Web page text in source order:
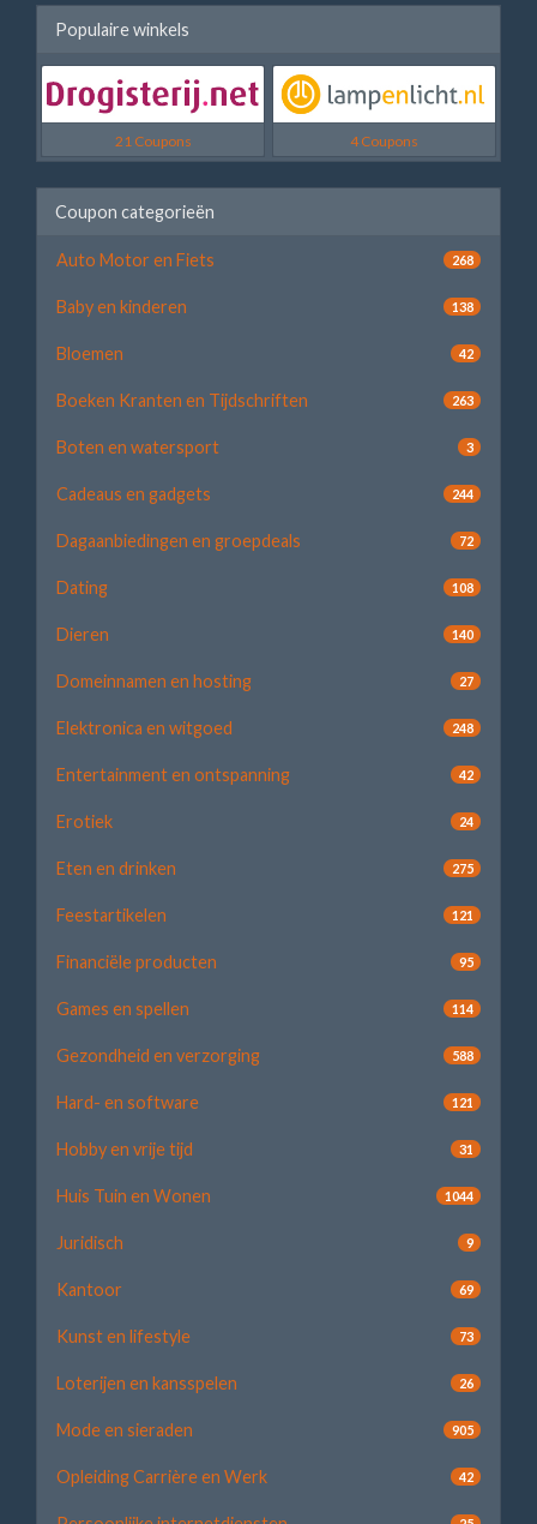
Populaire winkels
21 Coupons 4 Coupons
Coupon categorieën
Auto Motor en Fiets 268
Baby en kinderen 138
Bloemen 42
Boeken Kranten en Tijdschriften 263
Boten en watersport 3
Cadeaus en gadgets 244
Dagaanbiedingen en groepdeals 72
Dating 108
Dieren 140
Domeinnamen en hosting 27
Elektronica en witgoed 248
Entertainment en ontspanning 42
Erotiek 24
Eten en drinken 275
Feestartikelen 121
Financiële producten 95
Games en spellen 114
Gezondheid en verzorging 588
Hard- en software 121
Hobby en vrije tijd 31
Huis Tuin en Wonen 1044
Juridisch 9
Kantoor 69
Kunst en lifestyle 73
Loterijen en kansspelen 26
Mode en sieraden 905
Opleiding Carrière en Werk 42